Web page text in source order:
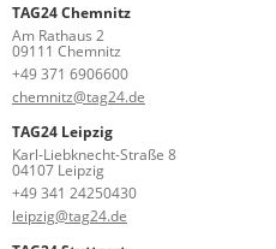
TAG24 Chemnitz
Am Rathaus 2
09111 Chemnitz
+49 371 6906600
chemnitz@tag24.de
TAG24 Leipzig
Karl-Liebknecht-Straße 8
04107 Leipzig
+49 341 24250430
leipzig@tag24.de